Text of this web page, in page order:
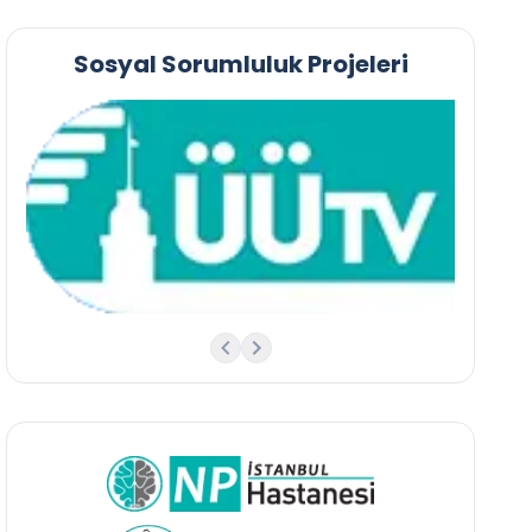
Sosyal Sorumluluk Projeleri